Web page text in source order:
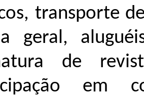
transporte
geral,
de
em